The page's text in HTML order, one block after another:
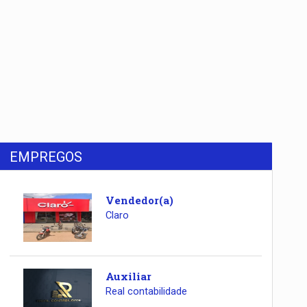
EMPREGOS
Vendedor(a)
Claro
Auxiliar
Real contabilidade